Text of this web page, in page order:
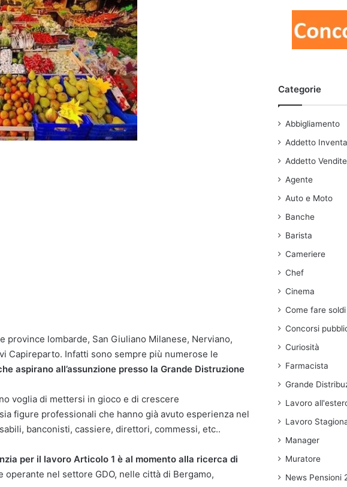
lombarde, San Giuliano Milanese, Nerviano,
Capireparto. Infatti sono sempre più numerose le
aspirano all’assunzione presso la Grande Distruzione
voglia di mettersi in gioco e di crescere
figure professionali che hanno già avuto esperienza nel
banconisti, cassiere, direttori, commessi, etc..
per il lavoro Articolo 1 è al momento alla ricerca di
operante nel settore GDO, nelle città di Bergamo,
Categorie
Abbigliamento
Addetto
Addetto Vendite
Agente
Auto e Moto
Banche
Barista
Cameriere
Chef
Cinema
Come fare
Concorsi
Curiosità
Farmacista
Grande
Lavoro
Lavoro
Manager
Muratore
News Pensioni